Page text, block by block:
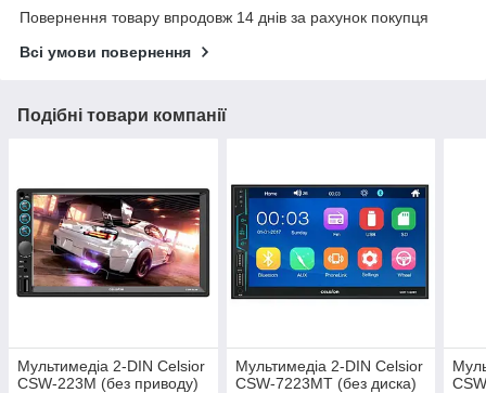
Повернення товару впродовж 14 днів за рахунок покупця
Всі умови повернення
Подібні товари компанії
Мультимедіа 2-DIN Celsior
CSW-223M (без приводу)
Мультимедіа 2-DIN Celsior
CSW-7223MT (без диска)